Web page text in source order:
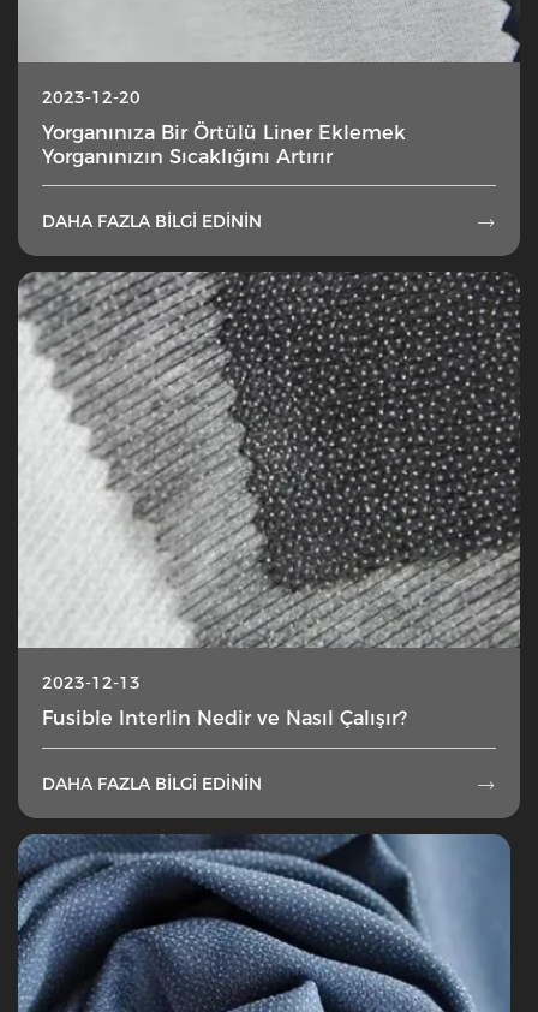
2023-12-20
Yorganınıza Bir Örtülü Liner Eklemek
Yorganınızın Sıcaklığını Artırır
DAHA FAZLA BILGI EDININ 
2023-12-13
Fusible Interlin Nedir ve Nasıl Çalışır?
DAHA FAZLA BILGI EDININ 